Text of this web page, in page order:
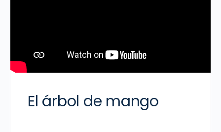
El árbol de mango